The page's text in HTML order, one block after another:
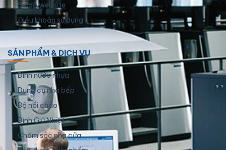
Sơ đồ website
Điều khoản sử dụng
SẢN PHẨM & DỊCH VỤ
Bình nước nhựa
Dụng cụ nhà bếp
Bộ nồi chảo
Bình Giữ Nhiệt
Chăm sóc nhà cửa